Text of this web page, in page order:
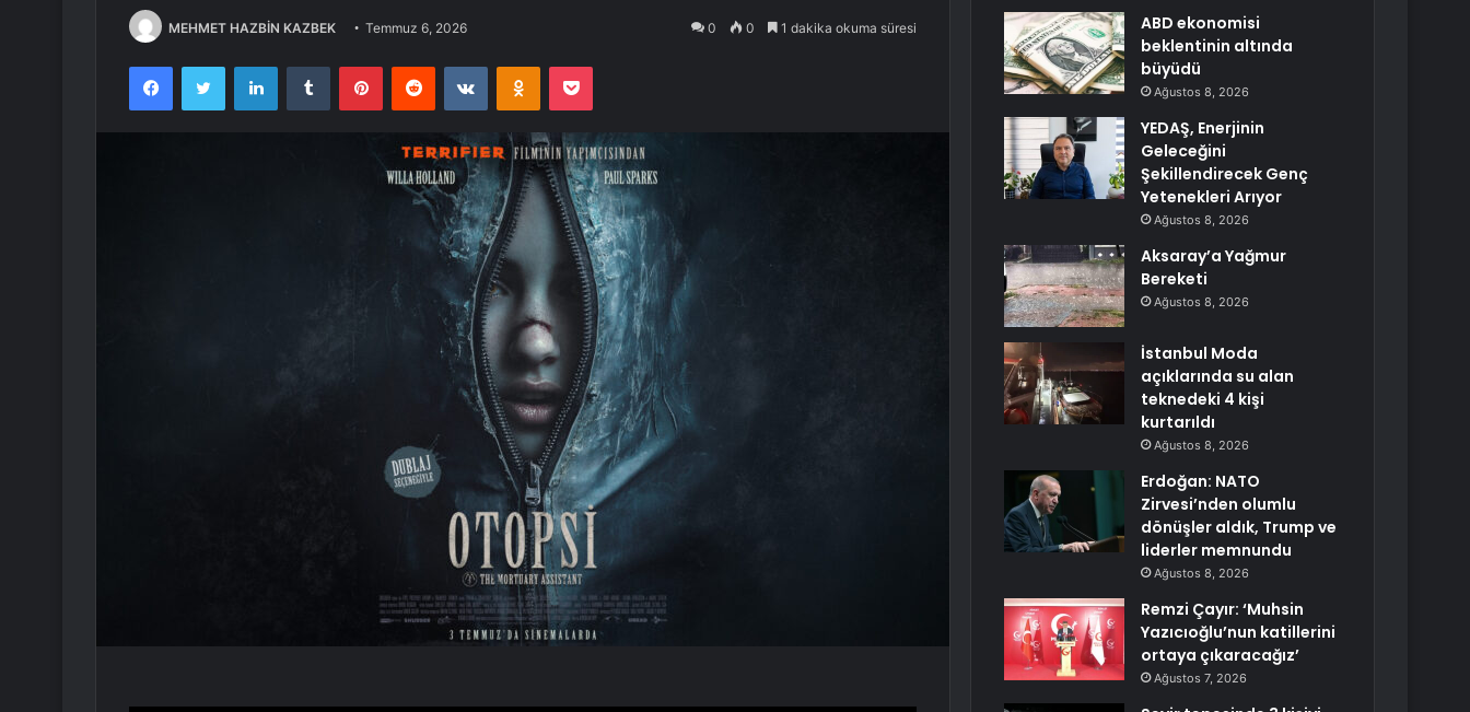
MEHMET HAZBİN KAZBEK Temmuz 6, 2026 0 0 1 dakika okuma süresi
FacebookTwitter LinkedInTumblr PinterestReddit VKontakteOdnoklassniki
Pocket
ABD ekonomisi
beklentinin altında
büyüdü
Ağustos 8, 2026
YEDAŞ, Enerjinin
Geleceğini
Şekillendirecek Genç
Yetenekleri Arıyor
Ağustos 8, 2026
Aksaray’a Yağmur
Bereketi
Ağustos 8, 2026
İstanbul Moda
açıklarında su alan
teknedeki 4 kişi
kurtarıldı
Ağustos 8, 2026
Erdoğan: NATO
Zirvesi’nden olumlu
dönüşler aldık, Trump ve
liderler memnundu
Ağustos 8, 2026
Remzi Çayır: ‘Muhsin
Yazıcıoğlu’nun katillerini
ortaya çıkaracağız’
Ağustos 7, 2026